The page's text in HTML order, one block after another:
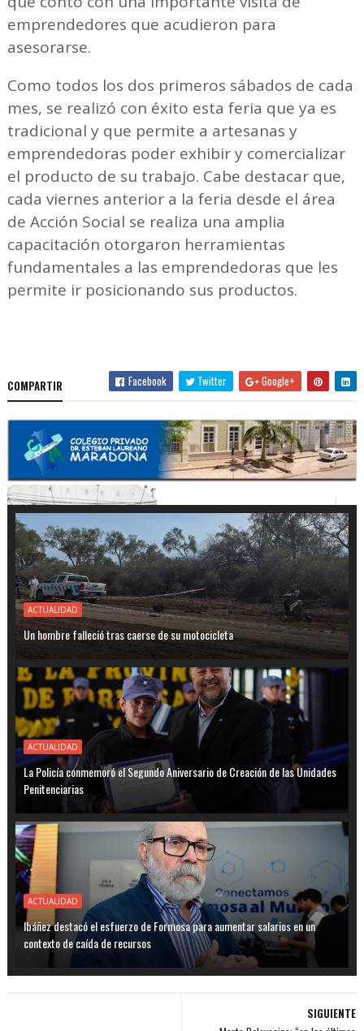
emprendedores que acudieron para
asesorarse.
Como todos los dos primeros sábados de cada
mes, se realizó con éxito esta feria que ya es
tradicional y que permite a artesanas y
emprendedoras poder exhibir y comercializar
el producto de su trabajo. Cabe destacar que,
cada viernes anterior a la feria desde el área
de Acción Social se realiza una amplia
capacitación otorgaron herramientas
fundamentales a las emprendedoras que les
permite ir posicionando sus productos.
COMPARTIR Facebook Twitter Google+
ACTUALIDAD
Un hombre falleció tras caerse de su motocicleta
ACTUALIDAD
La Policía conmemoró el Segundo Aniversario de Creación de las Unidades
Penitenciarias
ACTUALIDAD
Ibáñez destacó el esfuerzo de Formosa para aumentar salarios en un
contexto de caída de recursos
SIGUIENTE